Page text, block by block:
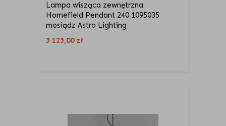
Lampa wisząca zewnętrzna
Homefield Pendant 240 1095035
mosiądz Astro Lighting
3 123,00 zł